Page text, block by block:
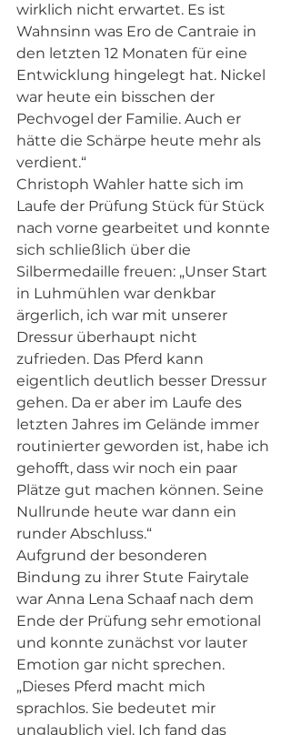
wirklich nicht erwartet. Es ist
Wahnsinn was Ero de Cantraie in
den letzten 12 Monaten für eine
Entwicklung hingelegt hat. Nickel
war heute ein bisschen der
Pechvogel der Familie. Auch er
hätte die Schärpe heute mehr als
verdient.“
Christoph Wahler hatte sich im
Laufe der Prüfung Stück für Stück
nach vorne gearbeitet und konnte
sich schließlich über die
Silbermedaille freuen: „Unser Start
in Luhmühlen war denkbar
ärgerlich, ich war mit unserer
Dressur überhaupt nicht
zufrieden. Das Pferd kann
eigentlich deutlich besser Dressur
gehen. Da er aber im Laufe des
letzten Jahres im Gelände immer
routinierter geworden ist, habe ich
gehofft, dass wir noch ein paar
Plätze gut machen können. Seine
Nullrunde heute war dann ein
runder Abschluss.“
Aufgrund der besonderen
Bindung zu ihrer Stute Fairytale
war Anna Lena Schaaf nach dem
Ende der Prüfung sehr emotional
und konnte zunächst vor lauter
Emotion gar nicht sprechen.
„Dieses Pferd macht mich
sprachlos. Sie bedeutet mir
unglaublich viel. Ich fand das